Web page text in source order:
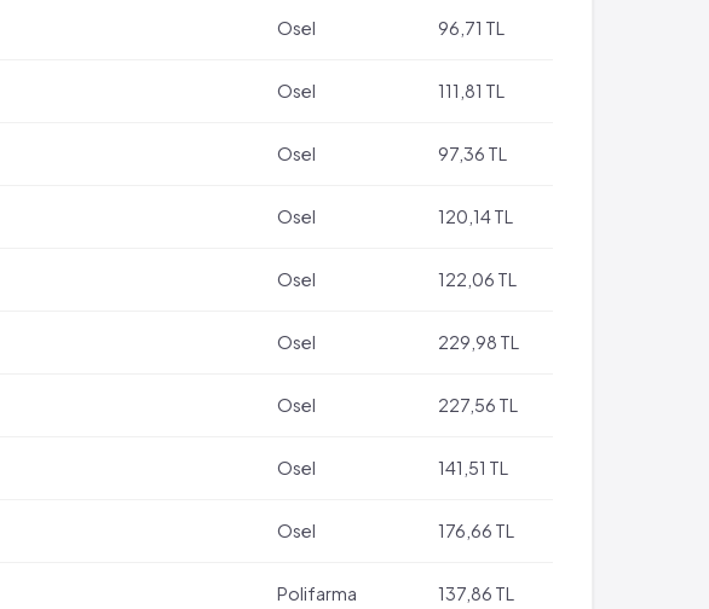
Osel 96,71 TL
Osel 111,81 TL
Osel 97,36 TL
Osel 120,14 TL
Osel 122,06 TL
Osel 229,98 TL
Osel 227,56 TL
Osel 141,51 TL
Osel 176,66 TL
Polifarma 137,86 TL